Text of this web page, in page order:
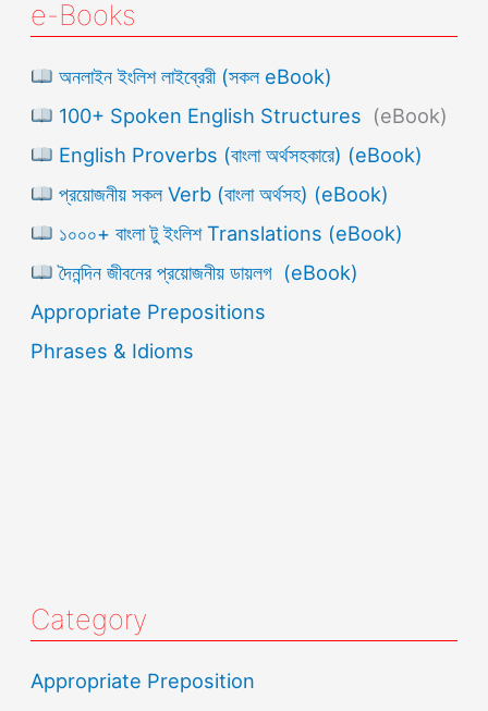
e-Books
অনলাইন ইংলিশ লাইব্রেরী (সকল eBook)
100+ Spoken English Structures (eBook)
English Proverbs (বাংলা অর্থসহকারে) (eBook)
প্রয়োজনীয় সকল Verb (বাংলা অর্থসহ) (eBook)
১০০০+ বাংলা টু ইংলিশ Translations (eBook)
দৈনন্দিন জীবনের প্রয়োজনীয় ডায়লগ (eBook)
Appropriate Prepositions
Phrases & Idioms
Category
Appropriate Preposition